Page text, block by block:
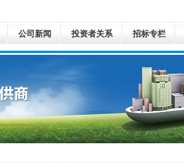
公司新闻 投资者关系 招标专栏